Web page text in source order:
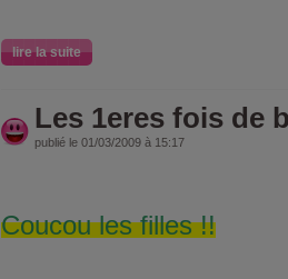
lire la suite
Les 1eres fois de
publié le 01/03/2009 à 15:17
Coucou les filles !!